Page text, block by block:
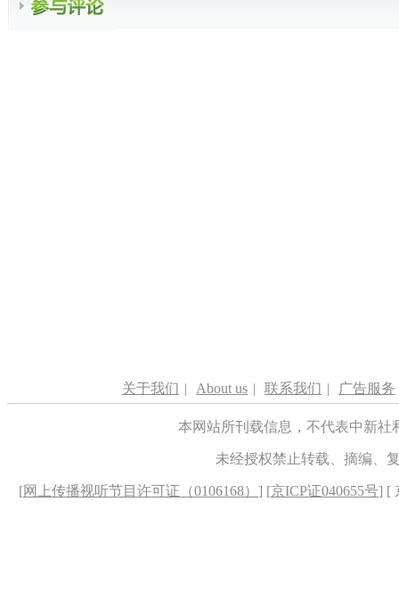
关于我们 | About us | 联系我们 | 广告服务
本网站所刊载信息，不代表中新
未经授权禁止转载、摘编、
[网上传播视听节目许可证（0106168） ] [京ICP证040655号] [